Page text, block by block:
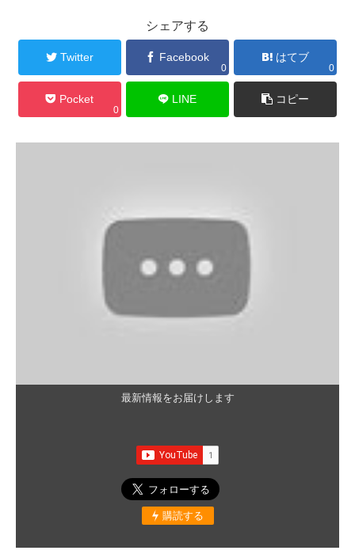
シェアする
Twitter Facebook
0
はてブ
0
Pocket
0
LINE コピー
最新情報をお届けします
購読する